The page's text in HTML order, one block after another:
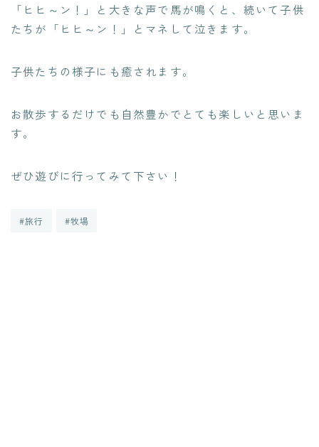
「ヒヒ～ン！」と大きな声で馬が鳴くと、続いて子供
たちが「ヒヒ～ン！」とマネして泣きます。
子供たちの様子にも癒されます。
お散歩するだけでも自然豊かでとても楽しいと思いま
す。
ぜひ遊びに行ってみて下さい！
#旅行 #牧場